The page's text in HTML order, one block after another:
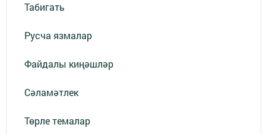
Табигать
Русча язмалар
Файдалы киңәшләр
Сәламәтлек
Төрле темалар